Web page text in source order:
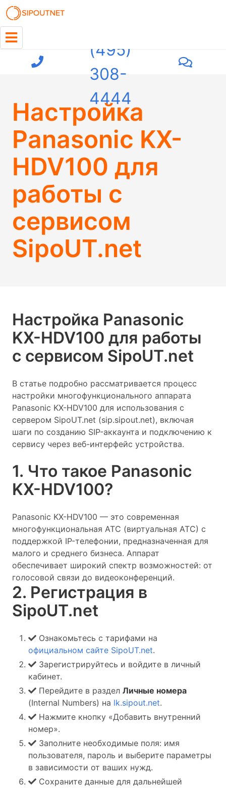
(495)
308-
4444
Настройка
Panasonic KX-
HDV100 для
работы с
сервисом
SipoUT.net
Настройка Panasonic
KX-HDV100 для работы
с сервисом SipoUT.net
В статье подробно рассматривается процесс
настройки многофункционального аппарата
Panasonic KX-HDV100 для использования с
сервером SipoUT.net (sip.sipout.net), включая
шаги по созданию SIP-аккаунта и подключению к
сервису через веб-интерфейс устройства.
1. Что такое Panasonic
KX-HDV100?
Panasonic KX-HDV100 — это современная
многофункциональная АТС (виртуальная АТС) с
поддержкой IP-телефонии, предназначенная для
малого и среднего бизнеса. Аппарат
обеспечивает широкий спектр возможностей: от
голосовой связи до видеоконференций.
2. Регистрация в
SipoUT.net
Ознакомьтесь с тарифами на
официальном сайте SipoUT.net.
Зарегистрируйтесь и войдите в личный
кабинет.
Перейдите в раздел Личные номера
(Internal Numbers) на lk.sipout.net.
Нажмите кнопку «Добавить внутренний
номер».
Заполните необходимые поля: имя
пользователя, пароль и выберите параметры
в зависимости от ваших нужд.
Сохраните данные для дальнейшей